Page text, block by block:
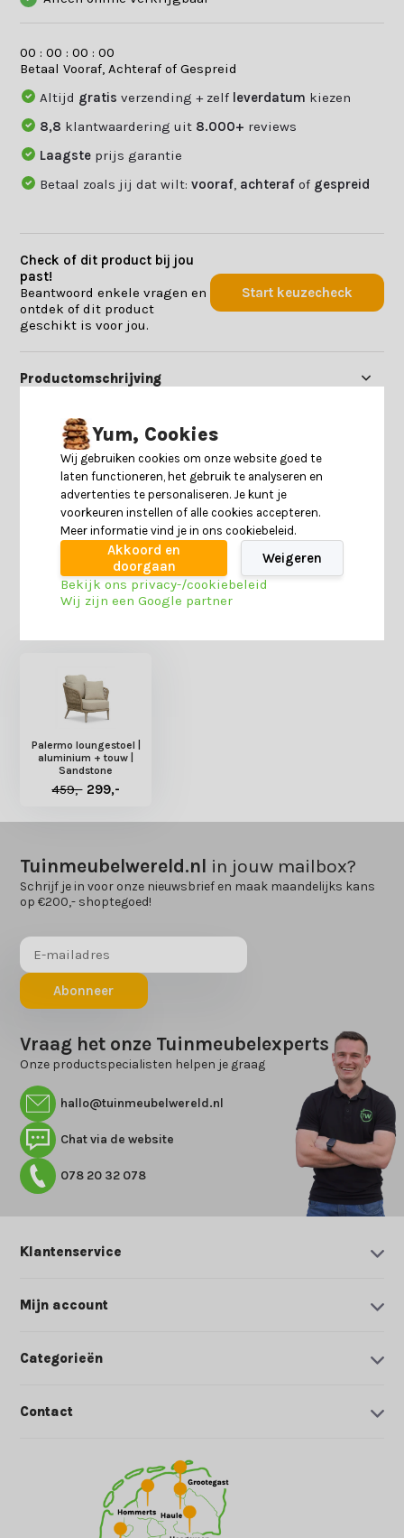
00 :00 :00 :00
Betaal Vooraf, Achteraf of Gespreid
Altijd gratisverzending + zelf leverdatum kiezen
8,8 klantwaardering uit 8.000+ reviews
Laagste prijs garantie
Betaal zoals jij dat wilt:vooraf achteraf of gespreid
Check of dit product bij jou
past!
Beantwoord enkele vragen en
ontdek of dit product
geschikt is voor jou.
Start keuzecheck
Productomschrijving
Specificaties
Reviews
Heb je nog interesse in deze recent bekeken
Palermo loungestoel |
aluminium + touw |
Sandstone
459,- 299,-
Tuinmeubelwereld.nl in jouw mailbox?
Schrijf je in voor onze nieuwsbrief en maak maandelijks kans
op €200,- shoptegoed!
Abonneer
Vraag het onze Tuinmeubelexperts
Onze productspecialisten helpen je graag
hallo@tuinmeubelwereld.nl
Chat via de website
078 20 32 078
Klantenservice
Mijn account
Categorieën
Contact
Yum, Cookies
Wij gebruiken cookies om onze website goed te
laten functioneren, het gebruik te analyseren en
advertenties te personaliseren. Je kunt je
voorkeuren instellen of alle cookies accepteren.
Meer informatie vind je in ons cookiebeleid.
Akkoord en
doorgaan
Weigeren
Bekijk ons privacy-/cookiebeleid
Wij zijn een Google partner